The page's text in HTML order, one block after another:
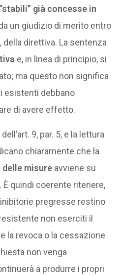
già concesse in
un giudizio di merito entro
della direttiva. La sentenza
e, in linea di principio, si
ma questo non significa
esistenti debbano
di avere effetto.
9, par. 5, e la lettura
chiaramente che la
misure avviene su
quindi coerente ritenere,
pregresse restino
non eserciti il
la revoca o la cessazione
non venga
a produrre i propri